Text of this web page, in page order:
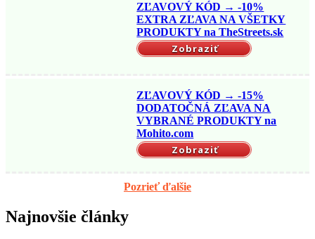
ZĽAVOVÝ KÓD → -10%
EXTRA ZĽAVA NA VŠETKY
PRODUKTY na TheStreets.sk
Zobraziť
ZĽAVOVÝ KÓD → -15%
DODATOČNÁ ZĽAVA NA
VYBRANÉ PRODUKTY na
Mohito.com
Zobraziť
Pozrieť ďalšie
Najnovšie články